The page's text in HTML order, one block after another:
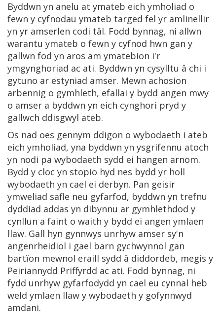
Byddwn yn anelu at ymateb eich ymholiad o
fewn y cyfnodau ymateb targed fel yr amlinellir
yn yr amserlen codi tâl. Fodd bynnag, ni allwn
warantu ymateb o fewn y cyfnod hwn gan y
gallwn fod yn aros am ymatebion i'r
ymgynghoriad ac ati. Byddwn yn cysylltu â chi i
gytuno ar estyniad amser. Mewn achosion
arbennig o gymhleth, efallai y bydd angen mwy
o amser a byddwn yn eich cynghori pryd y
gallwch ddisgwyl ateb.
Os nad oes gennym ddigon o wybodaeth i ateb
eich ymholiad, yna byddwn yn ysgrifennu atoch
yn nodi pa wybodaeth sydd ei hangen arnom.
Bydd y cloc yn stopio hyd nes bydd yr holl
wybodaeth yn cael ei derbyn. Pan geisir
ymweliad safle neu gyfarfod, byddwn yn trefnu
dyddiad addas yn dibynnu ar gymhlethdod y
cynllun a faint o waith y bydd ei angen ymlaen
llaw. Gall hyn gynnwys unrhyw amser sy'n
angenrheidiol i gael barn gychwynnol gan
bartïon mewnol eraill sydd â diddordeb, megis y
Peiriannydd Priffyrdd ac ati. Fodd bynnag, ni
fydd unrhyw gyfarfodydd yn cael eu cynnal heb
weld ymlaen llaw y wybodaeth y gofynnwyd
amdani.